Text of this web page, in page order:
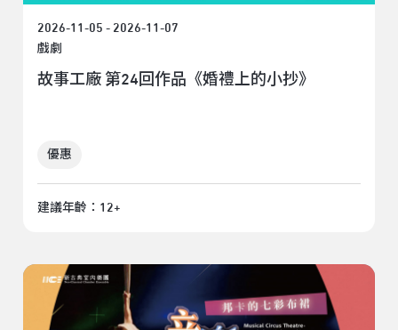
2026-11-05 - 2026-11-07
戲劇
故事工廠 第24回作品《婚禮上的小抄》
優惠
建議年齡：12+